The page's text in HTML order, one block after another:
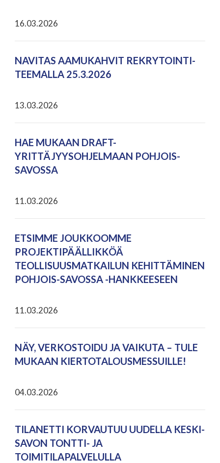
16.03.2026
NAVITAS AAMUKAHVIT REKRYTOINTI-
TEEMALLA 25.3.2026
13.03.2026
HAE MUKAAN DRAFT-
YRITTÄJYYSOHJELMAAN POHJOIS-
SAVOSSA
11.03.2026
ETSIMME JOUKKOOMME
PROJEKTIPÄÄLLIKKÖÄ
TEOLLISUUSMATKAILUN KEHITTÄMINEN
POHJOIS-SAVOSSA -HANKKEESEEN
11.03.2026
NÄY, VERKOSTOIDU JA VAIKUTA – TULE
MUKAAN KIERTOTALOUSMESSUILLE!
04.03.2026
TILANETTI KORVAUTUU UUDELLA KESKI-
SAVON TONTTI- JA
TOIMITILAPALVELULLA